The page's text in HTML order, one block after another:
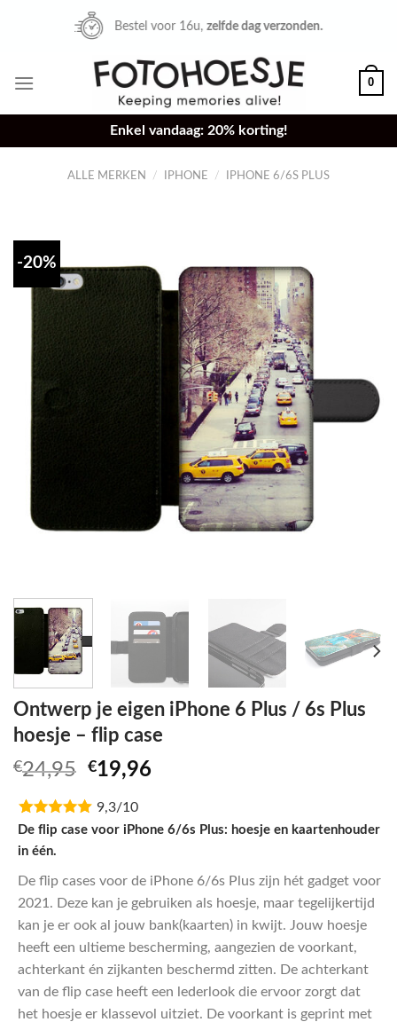
Bestel voor 16u, zelfde dag verzonden.
0
Enkel vandaag: 20% korting!
ALLE MERKEN / IPHONE / IPHONE 6/6S PLUS
-20%
Ontwerp je eigen iPhone 6 Plus / 6s Plus
hoesje – flip case
€24,95 Oorspronkelijke
was:
€24,95.
€19,96
€19,96.
9,3/10
De flip case voor iPhone 6/6s Plus: hoesje en kaartenhouder
in één.
De flip cases voor de iPhone 6/6s Plus zijn hét gadget voor
2021. Deze kan je gebruiken als hoesje, maar tegelijkertijd
kan je er ook al jouw bank(kaarten) in kwijt. Jouw hoesje
heeft een ultieme bescherming, aangezien de voorkant,
achterkant én zijkanten beschermd zitten. De achterkant
van de flip case heeft een lederlook die ervoor zorgt dat
het hoesje er klassevol uitziet. De voorkant is geprint met